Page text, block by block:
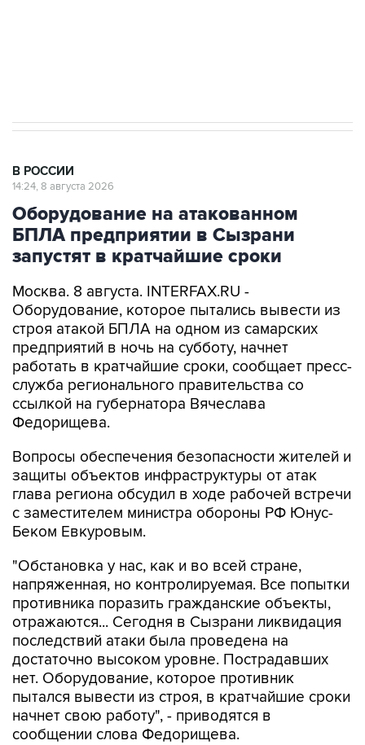
В РОССИИ
14:24, 8 августа 2026
Оборудование на атакованном
БПЛА предприятии в Сызрани
запустят в кратчайшие сроки
Москва. 8 августа. INTERFAX.RU -
Оборудование, которое пытались вывести из
строя атакой БПЛА на одном из самарских
предприятий в ночь на субботу, начнет
работать в кратчайшие сроки, сообщает пресс-
служба регионального правительства со
ссылкой на губернатора Вячеслава
Федорищева.
Вопросы обеспечения безопасности жителей и
защиты объектов инфраструктуры от атак
глава региона обсудил в ходе рабочей встречи
с заместителем министра обороны РФ Юнус-
Беком Евкуровым.
"Обстановка у нас, как и во всей стране,
напряженная, но контролируемая. Все попытки
противника поразить гражданские объекты,
отражаются... Сегодня в Сызрани ликвидация
последствий атаки была проведена на
достаточно высоком уровне. Пострадавших
нет. Оборудование, которое противник
пытался вывести из строя, в кратчайшие сроки
начнет свою работу", - приводятся в
сообщении слова Федорищева.